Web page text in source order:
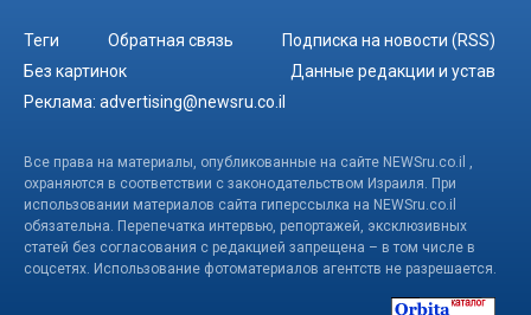
Теги Обратная связь
Подписка на новости (RSS)
Без картинок
Данные редакции и устав
Реклама: advertising@newsru.co.il
Все права на материалы, опубликованные на сайте NEWSru.co.il ,
охраняются в соответствии с законодательством Израиля. При
использовании материалов сайта гиперссылка на NEWSru.co.il
обязательна. Перепечатка интервью, репортажей, эксклюзивных
статей без согласования с редакцией запрещена – в том числе в
соцсетях. Использование фотоматериалов агентств не разрешается.